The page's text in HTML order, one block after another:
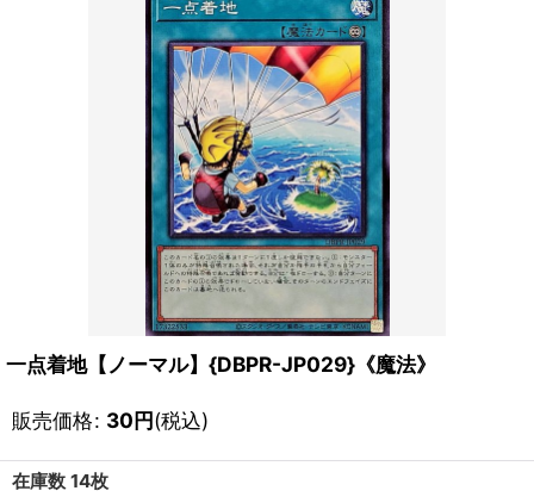
一点着地【ノーマル】{DBPR-JP029}《魔法》
販売価格: 30円(税込)
在庫数 14枚